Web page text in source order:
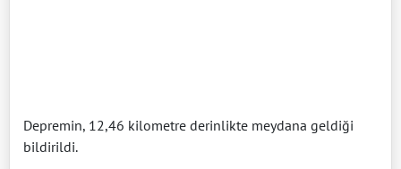
Depremin, 12,46 kilometre derinlikte meydana geldiği
bildirildi.